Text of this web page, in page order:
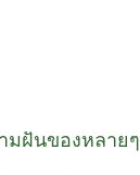
มฝันของหลาย